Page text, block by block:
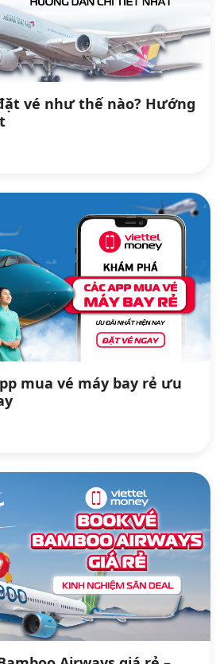
vé như thế nào? Hướng
mua vé máy bay rẻ ưu